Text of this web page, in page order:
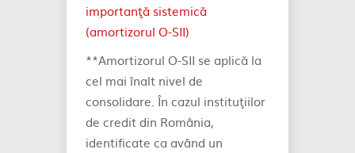
importanţă sistemică
(amortizorul O-SII)
**Amortizorul O-SII se aplică la
cel mai înalt nivel de
consolidare. În cazul instituţiilor
de credit din România,
identificate ca având un